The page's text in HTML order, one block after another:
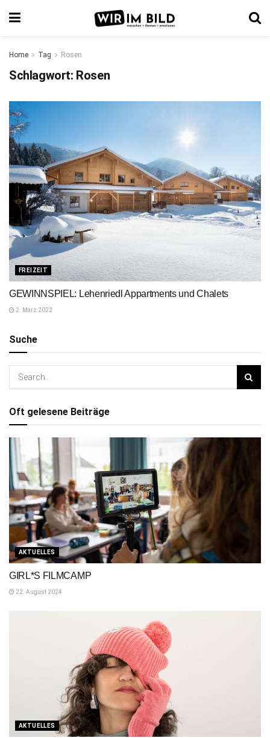
Home Tag Rosen
Schlagwort: Rosen
FREIZEIT
GEWINNSPIEL: Lehenriedl Appartments und Chalets
2. März 2022
Suche
Oft gelesene Beiträge
AKTUELLES
GIRL*S FILMCAMP
22. August 2024
AKTUELLES